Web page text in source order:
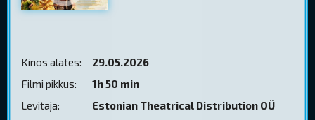
Kinos alates:
29.05.2026
Filmi pikkus:
1h 50 min
Levitaja:
Estonian Theatrical Distribution OÜ